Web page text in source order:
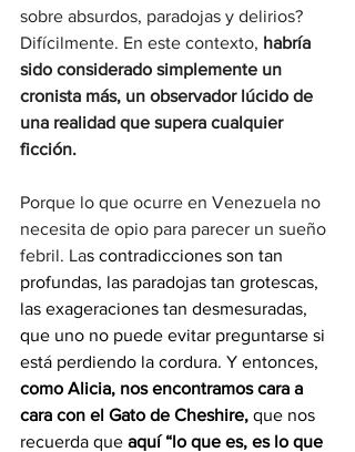
sobre absurdos, paradojas y delirios?
Difícilmente. En este contexto, habría
sido considerado simplemente un
cronista más, un observador lúcido de
una realidad que supera cualquier
ficción.
Porque lo que ocurre en Venezuela no
necesita de opio para parecer un sueño
febril. Las contradicciones son tan
profundas, las paradojas tan grotescas,
las exageraciones tan desmesuradas,
que uno no puede evitar preguntarse si
está perdiendo la cordura. Y entonces,
como Alicia, nos encontramos cara a
cara con el Gato de Cheshire, que nos
recuerda que aquí “lo que es, es lo que